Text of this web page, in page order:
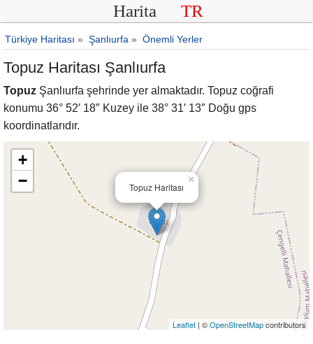
Harita TR
Türkiye Haritası » Şanlıurfa » Önemli Yerler
Topuz Haritası Şanlıurfa
Topuz Şanlıurfa şehrinde yer almaktadır. Topuz coğrafi
konumu 36° 52′ 18″ Kuzey ile 38° 31′ 13″ Doğu gps
koordinatlarıdır.
Topuz Haritası
×
+
−
Leaflet | ©OpenStreetMapcontributors